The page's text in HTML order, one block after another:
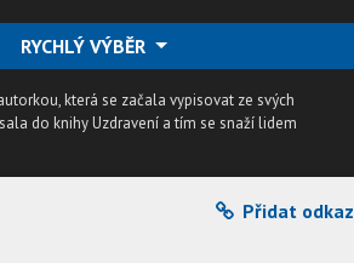
RYCHLÝ VÝBĚR
která se začala vypisovat ze svých
do knihy Uzdravení a tím se snaží lidem
Přidat odkaz